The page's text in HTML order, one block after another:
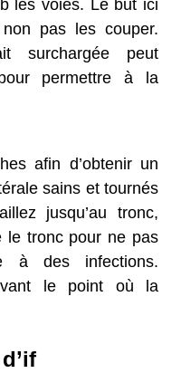
les voies. Le but ici
pas les couper.
surchargée peut
permettre à la
afin d’obtenir un
sains et tournés
jusqu’au tronc,
le tronc pour ne pas
à des infections.
le point où la